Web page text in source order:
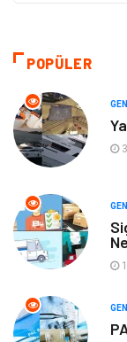
Makine
Eğitim ve Kariyer
Gıda
Spor
Tatil
Genel Kültür
POPÜLER